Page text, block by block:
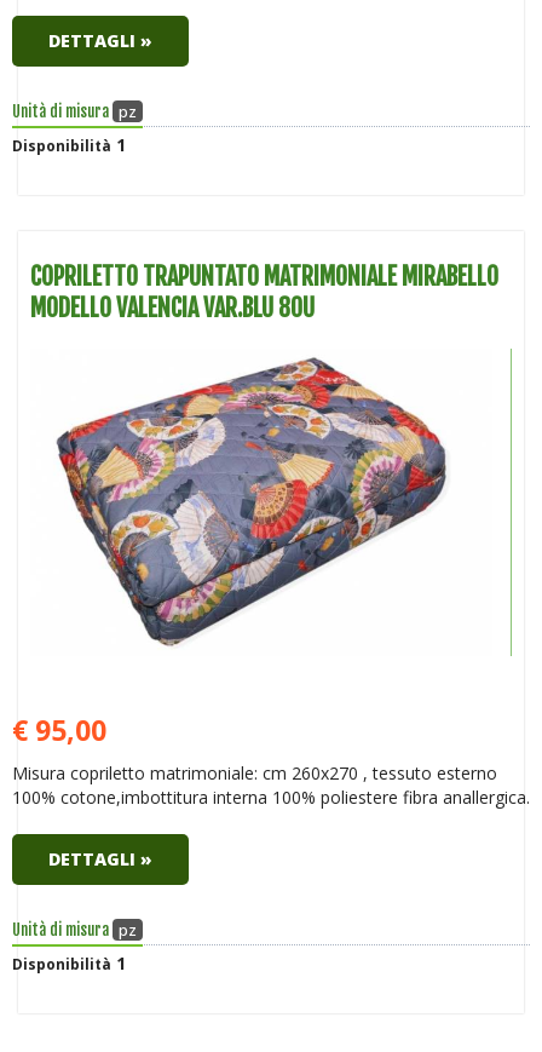
DETTAGLI »
Unità di misura pz
Disponibilità 1
COPRILETTO TRAPUNTATO MATRIMONIALE MIRABELLO
MODELLO VALENCIA VAR.BLU 80U
€ 95,00
Misura copriletto matrimoniale: cm 260x270 , tessuto esterno
100% cotone,imbottitura interna 100% poliestere fibra anallergica.
DETTAGLI »
Unità di misura pz
Disponibilità 1